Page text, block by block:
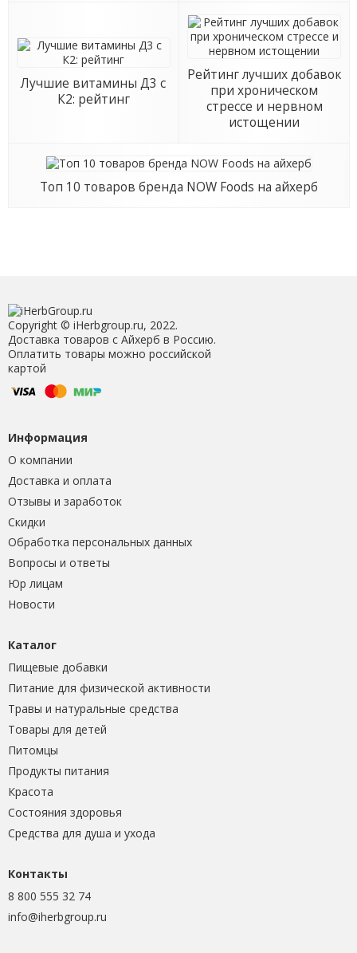
Лучшие витамины Д3 с
К2: рейтинг
Рейтинг лучших добавок
при хроническом
стрессе и нервном
истощении
Топ 10 товаров бренда NOW Foods на айхерб
Copyright © iHerbgroup.ru, 2022.
Доставка товаров с Айхерб в Россию.
Оплатить товары можно российской
картой
Информация
О компании
Доставка и оплата
Отзывы и заработок
Скидки
Обработка персональных данных
Вопросы и ответы
Юр лицам
Новости
Каталог
Пищевые добавки
Питание для физической активности
Травы и натуральные средства
Товары для детей
Питомцы
Продукты питания
Красота
Состояния здоровья
Средства для душа и ухода
Контакты
8 800 555 32 74
info@iherbgroup.ru